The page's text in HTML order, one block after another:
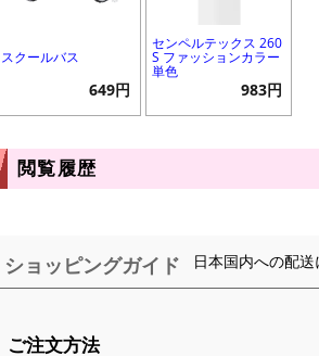
スクールバス
649円
センペルテックス 260
S ファッションカラー
単色
983円
閲覧履歴
ショッピングガイド 日本国内への配
ご注文方法